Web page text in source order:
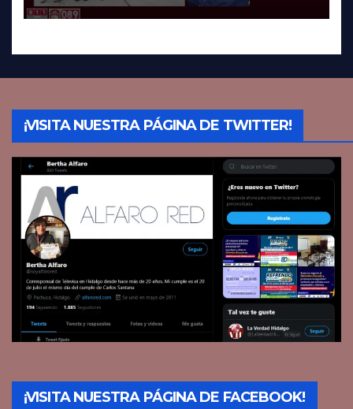
¡VISITA NUESTRA PÁGINA DE TWITTER!
¡VISITA NUESTRA PÁGINA DE FACEBOOK!